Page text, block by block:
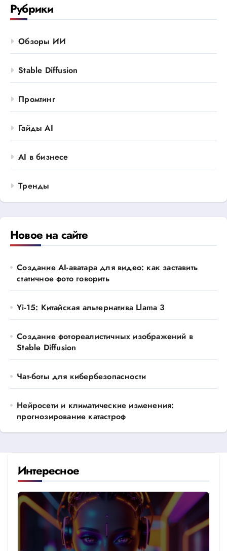
Рубрики
Обзоры ИИ
Stable Diffusion
Промтинг
Гайды AI
AI в бизнесе
Тренды
Новое на сайте
Создание AI-аватара для видео: как заставить
статичное фото говорить
Yi-15: Китайская альтернатива Llama 3
Создание фотореалистичных изображений в
Stable Diffusion
Чат-боты для кибербезопасности
Нейросети и климатические изменения:
прогнозирование катастроф
Интересное